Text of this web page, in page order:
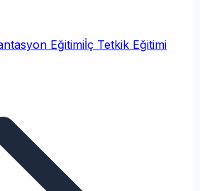
Eğitimiİç Tetkik Eğitimi